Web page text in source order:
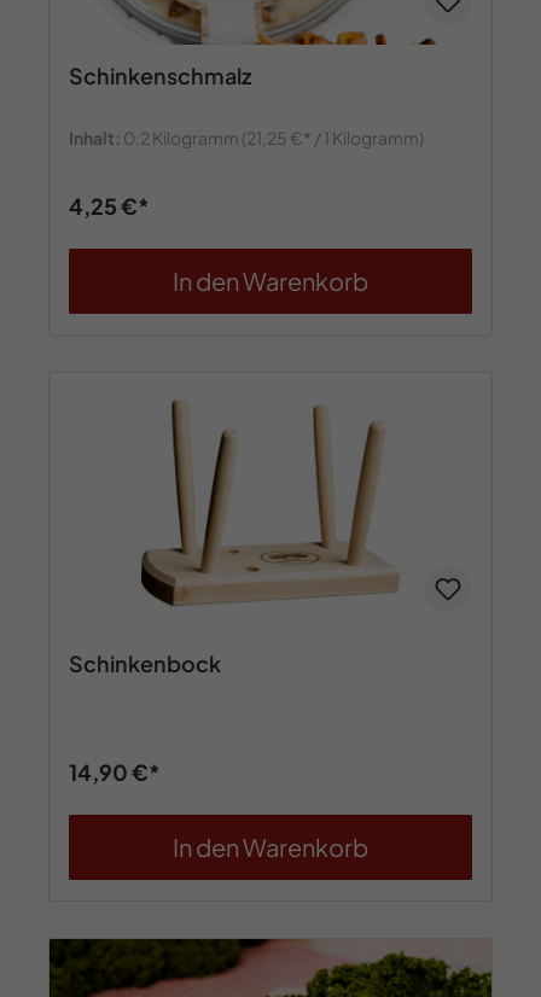
Schinkenschmalz
Inhalt: 0.2 Kilogramm (21,25 €* / 1 Kilogramm)
4,25 €*
In den Warenkorb
Schinkenbock
14,90 €*
In den Warenkorb